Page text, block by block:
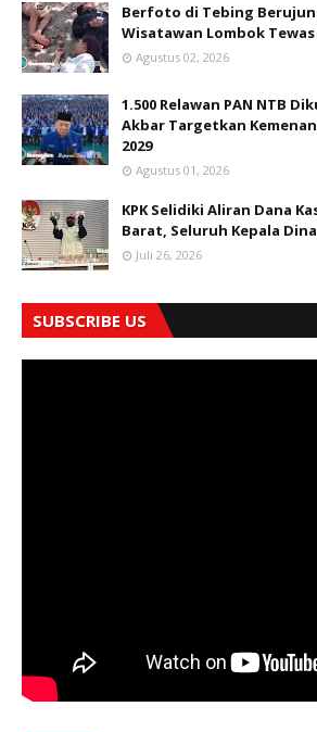
Berfoto di Tebing
Wisatawan Lombok
Agustus 02, 2026
1.500 Relawan PAN NTB
Akbar Targetkan
2029
Agustus 01, 2026
KPK Selidiki Aliran Dana
Barat, Seluruh Kepala
Juli 26, 2026
SUBSCRIBE US